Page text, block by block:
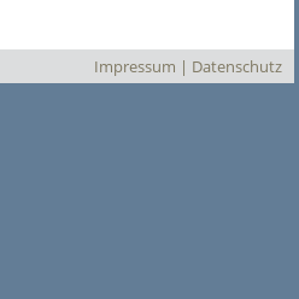
Impressum | Datenschutz